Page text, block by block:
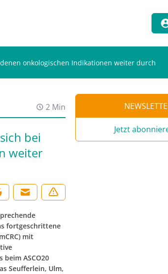
onkologischen Indikationen weiter durch
2 Min
bei
weiter
fortgeschrittene
mit
beim ASCO20
Seufferlein, Ulm,
Jetzt